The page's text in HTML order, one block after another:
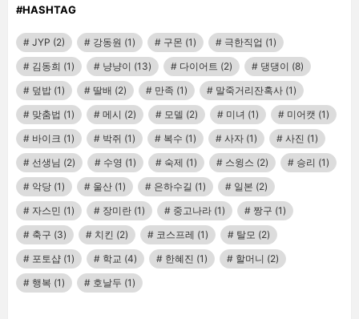
#HASHTAG
JYP (2) 강동원 (1) 구몬 (1) 극한직업 (1)
김동희 (1) 냥냥이 (13) 다이어트 (2) 댕댕이 (8)
덮밥 (1) 딸배 (2) 만족 (1) 말죽거리잔혹사 (1)
맞춤법 (1) 메시 (2) 모델 (2) 미녀 (1) 미어캣 (1)
바이크 (1) 박쥐 (1) 복수 (1) 사자 (1) 사진 (1)
선생님 (2) 수영 (1) 숙제 (1) 스윙스 (2) 승리 (1)
악당 (1) 울산 (1) 은하수길 (1) 일본 (2)
자스민 (1) 장미란 (1) 중고나라 (1) 짱구 (1)
축구 (3) 치킨 (2) 코스프레 (1) 탈모 (2)
포토샵 (1) 학교 (4) 한혜진 (1) 할머니 (2)
행복 (1) 호날두 (1)